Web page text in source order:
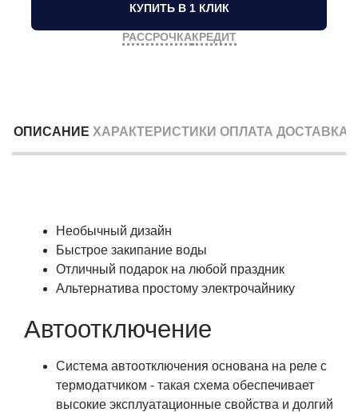
КУПИТЬ В 1 КЛИК
РАССРОЧКАКРЕДИТ
ОПИСАНИЕ ХАРАКТЕРИСТИКИ ОПЛАТА ДОСТАВКА
Необычный дизайн
Быстрое закипание воды
Отличный подарок на любой праздник
Альтернатива простому электрочайнику
Автоотключение
Система автоотключения основана на реле с
термодатчиком - такая схема обеспечивает
высокие эксплуатационные свойства и долгий